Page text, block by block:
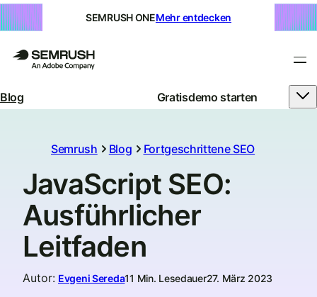
SEMRUSH ONEMehr entdecken
Blog Gratisdemo starten
Semrush Blog Fortgeschrittene SEO
JavaScript SEO:
Ausführlicher
Leitfaden
Autor: Evgeni Sereda11 Min. Lesedauer27. März 2023